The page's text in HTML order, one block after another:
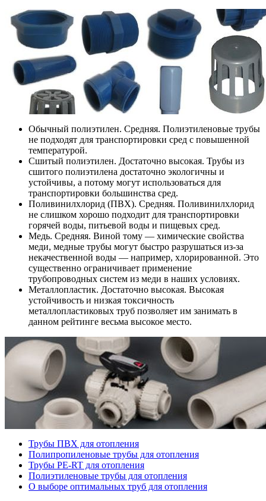
Обычный полиэтилен. Средняя. Полиэтиленовые трубы
не подходят для транспортировки сред с повышенной
температурой.
Сшитый полиэтилен. Достаточно высокая. Трубы из
сшитого полиэтилена достаточно экологичны и
устойчивы, а потому могут использоваться для
транспортировки большинства сред.
Поливинилхлорид (ПВХ). Средняя. Поливинилхлорид
не слишком хорошо подходит для транспортировки
горячей воды, питьевой воды и пищевых сред.
Медь. Средняя. Виной тому — химические свойства
меди, медные трубы могут быстро разрушаться из-за
некачественной воды — например, хлорированной. Это
существенно ограничивает применение
трубопроводных систем из меди в наших условиях.
Металлопластик. Достаточно высокая. Высокая
устойчивость и низкая токсичность
металлопластиковых труб позволяет им занимать в
данном рейтинге весьма высокое место.
Трубы ПВХ для отопления
Полипропиленовые трубы для отопления
Трубы PE-RT для отопления
Полиэтиленовые трубы для отопления
О выборе оптимальных труб для отопления